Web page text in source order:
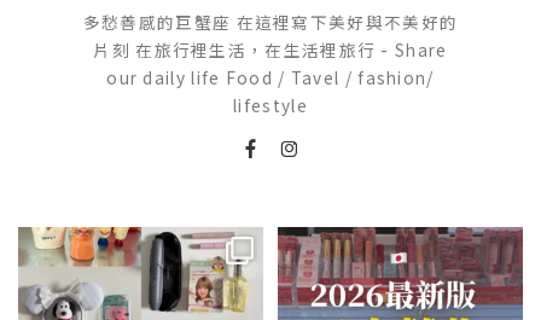
多愁善感的巨蟹座 在這裡寫下美好與不美好的
片刻 在旅行裡生活，在生活裡旅行 - Share
our daily life Food / Tavel / fashion/
lifestyle
💭留言「免費」傳日本藥妝店/百
貨/機場/Donki/折價券給你...
555 52
2026🇯🇵日本藥妝店必買什麼
日本最近紅什麼？...
123 20